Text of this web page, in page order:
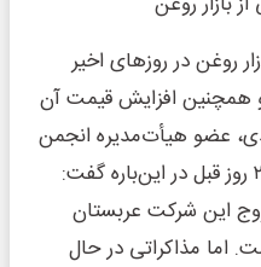
روغن در روزهای اخیر
و همچنین افزایش قیمت آن
عضو هیأت‌مدیره انجمن
صنفی صنایع روغن نباتی ایران ۲ روز قبل در این‌باره گفت:
این شرکت عربستان
اما مذاکراتی در حال